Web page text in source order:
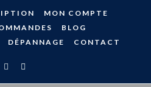
MON COMPTE
BLOG
DÉPANNAGE CONTACT